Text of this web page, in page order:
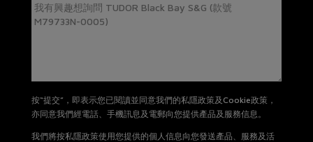
按“提交”，即表示您已閱讀並同意我們的私隱政策及Cookie政策，
亦同意我們經電話、手機訊息及電郵向您提供產品及服務信息。
我們將按私隱政策使用您提供的個人信息向您發送產品、服務及活